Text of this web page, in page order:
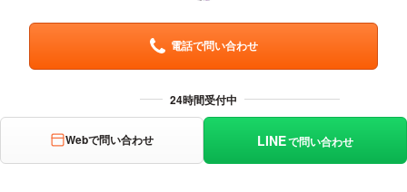
電話で問い合わせ
Webで問い合わせ LINEで問い合わせ